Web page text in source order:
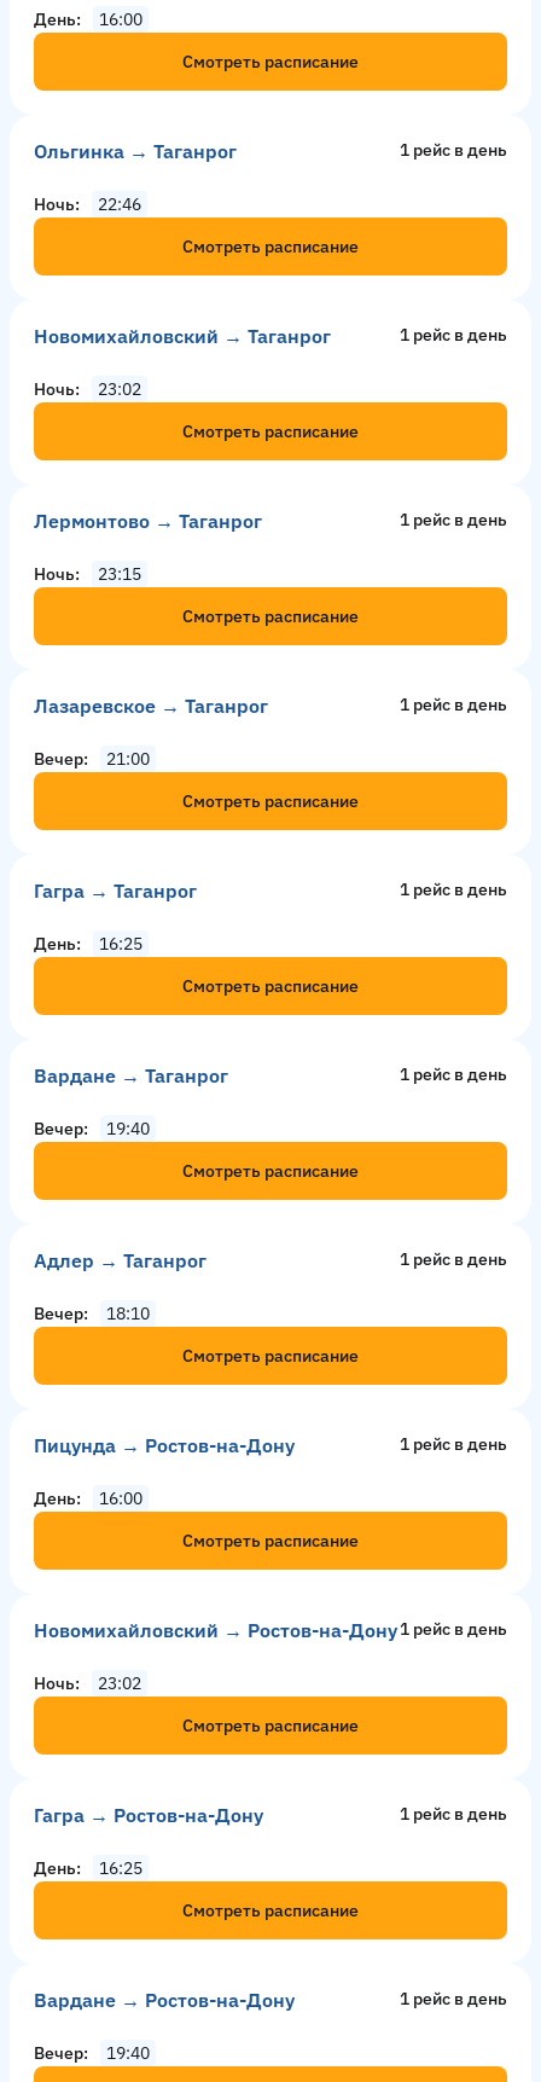
День
16:00
Смотреть расписание
Ольгинка → Таганрог 1 рейс в день
Ночь
22:46
Смотреть расписание
Новомихайловский → Таганрог 1 рейс в день
Ночь
23:02
Смотреть расписание
Лермонтово → Таганрог 1 рейс в день
Ночь
23:15
Смотреть расписание
Лазаревское → Таганрог 1 рейс в день
Вечер
21:00
Смотреть расписание
Гагра → Таганрог 1 рейс в день
День
16:25
Смотреть расписание
Вардане → Таганрог 1 рейс в день
Вечер
19:40
Смотреть расписание
Адлер → Таганрог 1 рейс в день
Вечер
18:10
Смотреть расписание
Пицунда → Ростов-на-Дону 1 рейс в день
День
16:00
Смотреть расписание
Новомихайловский → Ростов-на-Дону1 рейс в день
Ночь
23:02
Смотреть расписание
Гагра → Ростов-на-Дону 1 рейс в день
День
16:25
Смотреть расписание
Вардане → Ростов-на-Дону 1 рейс в день
Вечер
19:40